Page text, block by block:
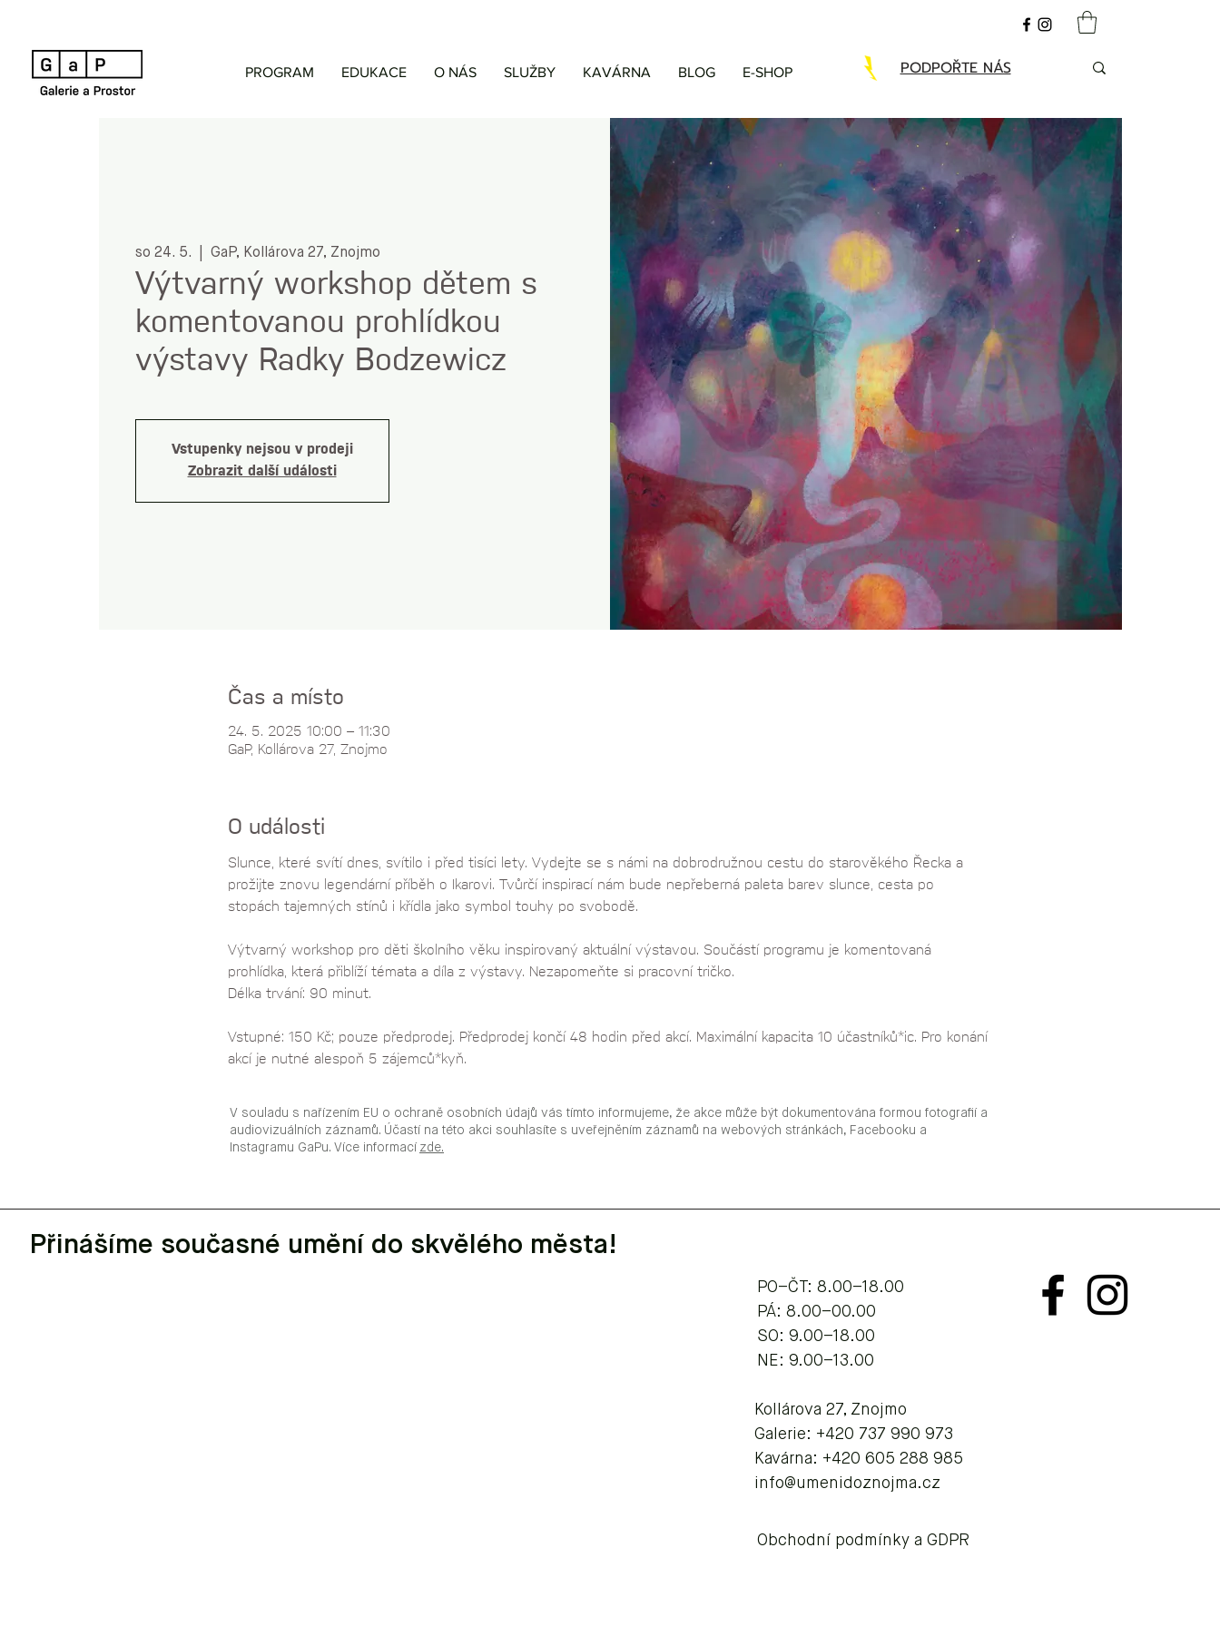
PROGRAM EDUKACE O NÁS SLUŽBY KAVÁRNA BLOG E-SHOP PODPOŘTE NÁS
so 24. 5. GaP, Kollárova 27, Znojmo
Výtvarný workshop dětem s
komentovanou prohlídkou
výstavy Radky Bodzewicz
Vstupenky nejsou v prodeji
Zobrazit další události
Čas a místo
24. 5. 2025 10:00 – 11:30
GaP, Kollárova 27, Znojmo
O události
Slunce, které svítí dnes, svítilo i před tisíci lety. Vydejte se s námi na dobrodružnou cestu do starověkého Řecka a
prožijte znovu legendární příběh o Ikarovi. Tvůrčí inspirací nám bude nepřeberná paleta barev slunce, cesta po
stopách tajemných stínů i křídla jako symbol touhy po svobodě.
Výtvarný workshop pro děti školního věku inspirovaný aktuální výstavou. Součástí programu je komentovaná
prohlídka, která přiblíží témata a díla z výstavy. Nezapomeňte si pracovní tričko.
Délka trvání: 90 minut.
Vstupné: 150 Kč; pouze předprodej. Předprodej končí 48 hodin před akcí. Maximální kapacita 10 účastníků*ic. Pro konání
akcí je nutné alespoň 5 zájemců*kyň.
V souladu s nařízením EU o ochraně osobních údajů vás tímto informujeme, že akce může být dokumentována formou fotografií a
audiovizuálních záznamů. Účastí na této akci souhlasíte s uveřejněním záznamů na webových stránkách, Facebooku a
Instagramu GaPu. Více informací zde.
Přinášíme současné umění do skvělého města!
PO–ČT: 8.00–18.00
​​​PÁ: 8.00–00.00
SO: 9.00–18.00
NE: 9.00–13.00
Kollárova 27, Znojmo
Galerie: +420 737 990 973
Kavárna: +420 605 288 985
info@umenidoznojma.cz
Obchodní podmínky a GDPR